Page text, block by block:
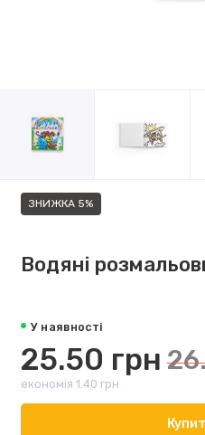
ЗНИЖКА 5%
Водяні
У наявності
25.50 грн
економія 1.40 грн